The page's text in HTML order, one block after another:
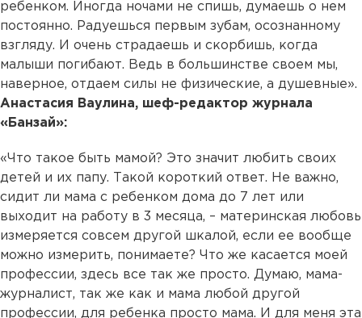
ребенком. Иногда ночами не спишь, думаешь о нем
постоянно. Радуешься первым зубам, осознанному
взгляду. И очень страдаешь и скорбишь, когда
малыши погибают. Ведь в большинстве своем мы,
наверное, отдаем силы не физические, а душевные».
Анастасия Ваулина, шеф-редактор журнала
«Банзай»:
«Что такое быть мамой? Это значит любить своих
детей и их папу. Такой короткий ответ. Не важно,
сидит ли мама с ребенком дома до 7 лет или
выходит на работу в 3 месяца, – материнская любовь
измеряется совсем другой шкалой, если ее вообще
можно измерить, понимаете? Что же касается моей
профессии, здесь все так же просто. Думаю, мама-
журналист, так же как и мама любой другой
профессии, для ребенка просто мама. И для меня эта